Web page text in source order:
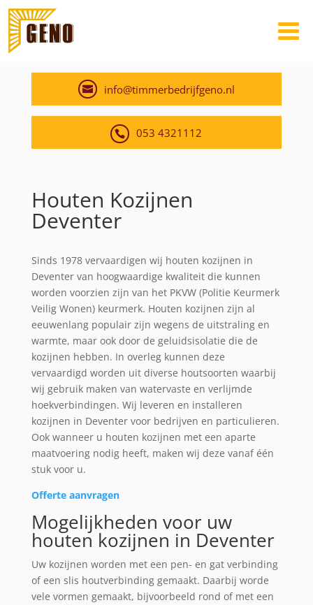
info@timmerbedrijfgeno.nl
053 4321112
Houten Kozijnen
Deventer
Sinds 1978 vervaardigen wij houten kozijnen in
Deventer van hoogwaardige kwaliteit die kunnen
worden voorzien zijn van het PKVW (Politie Keurmerk
Veilig Wonen) keurmerk. Houten kozijnen zijn al
eeuwenlang populair zijn wegens de uitstraling en
warmte, maar ook door de geluidsisolatie die de
kozijnen hebben. In overleg kunnen deze
vervaardigd worden uit diverse houtsoorten waarbij
wij gebruik maken van watervaste en verlijmde
hoekverbindingen. Wij leveren en installeren
kozijnen in Deventer voor bedrijven en particulieren.
Ook wanneer u houten kozijnen met een aparte
maatvoering nodig heeft, maken wij deze vanaf één
stuk voor u.
Offerte aanvragen
Mogelijkheden voor uw
houten kozijnen in Deventer
Uw kozijnen worden met een pen- en gat verbinding
of een slis houtverbinding gemaakt. Daarbij worde
vele vormen gemaakt, bijvoorbeeld rond of met een